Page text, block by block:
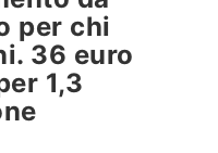
per chi
36 euro
1,3